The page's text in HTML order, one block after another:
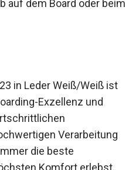
sich leicht mit
egal ob auf dem
in Leder Weiß/Weiß ist
Exzellenz und